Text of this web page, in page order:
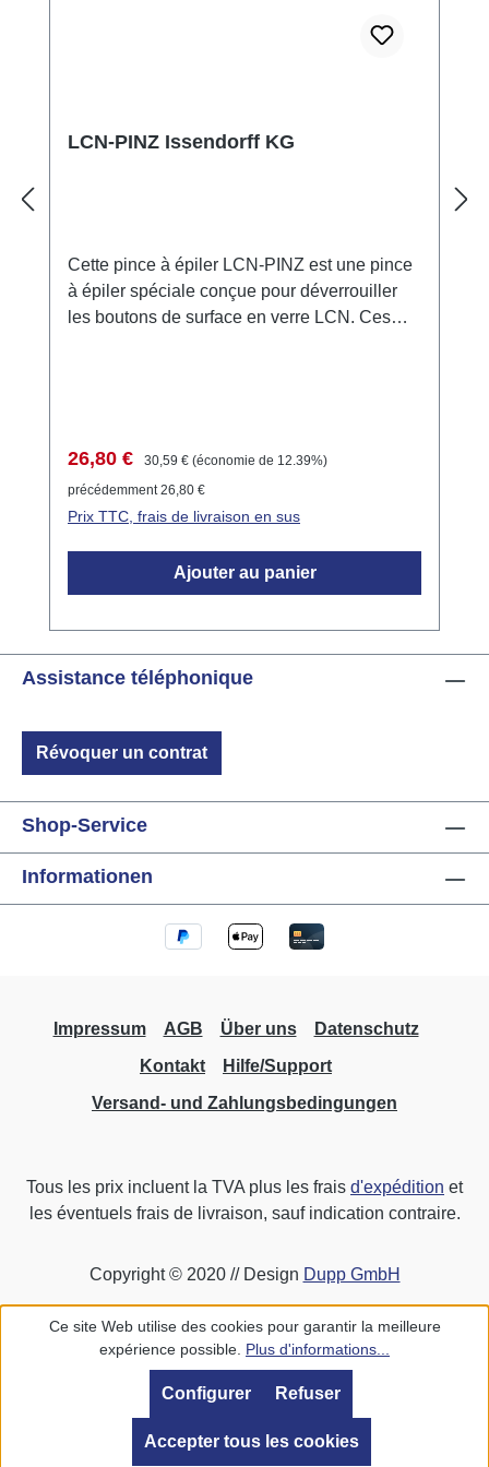
LCN-PINZ Issendorff KG
Cette pince à épiler LCN-PINZ est une pince
à épiler spéciale conçue pour déverrouiller
les boutons de surface en verre LCN. Ces
l'installation et l'entretien des boutons.
Exemples d'Application Installation de
boutons de surface en verre LCN Entretien et
remplacement de boutons sans
endommagement Données Techniques
Design ergonomique pour une manipulation
Prix de vente :
26,80 € Prix régulier :
30,59 € (économie de 12.39%)
précédemment 26,80 €
Prix TTC, frais de livraison en sus
Ajouter au panier
Assistance téléphonique
Révoquer un contrat
Shop-Service
Informationen
Impressum AGB Über uns
Datenschutz
Kontakt
Hilfe/Support
Versand- und Zahlungsbedingungen
Tous les prix incluent la TVA plus les frais d'expédition et
les éventuels frais de livraison, sauf indication contraire.
Copyright © 2020 // Design Dupp GmbH
Ce site Web utilise des cookies pour garantir la meilleure
expérience possible. Plus d'informations...
Refuser
Configurer
Accepter tous les cookies